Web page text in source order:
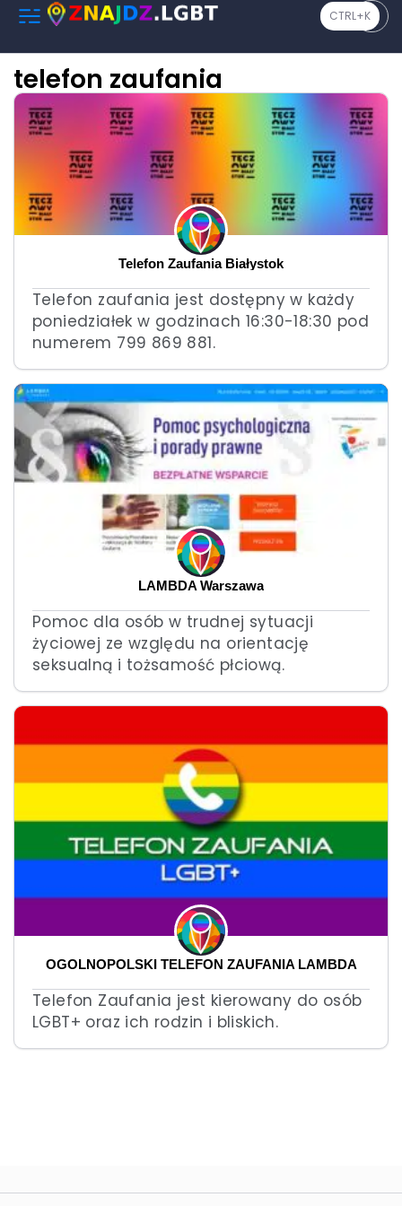
CTRL+K
telefon zaufania
Telefon Zaufania Białystok
Telefon zaufania jest dostępny w każdy
poniedziałek w godzinach 16:30-18:30 pod
numerem 799 869 881.
LAMBDA Warszawa
Pomoc dla osób w trudnej sytuacji
życiowej ze względu na orientację
seksualną i tożsamość płciową.
OGÓLNOPOLSKI TELEFON ZAUFANIA LAMBDA
Telefon Zaufania jest kierowany do osób
LGBT+ oraz ich rodzin i bliskich.